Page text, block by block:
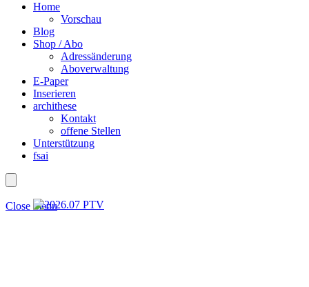
Home
Vorschau
Blog
Shop / Abo
Adressänderung
Aboverwaltung
E-Paper
Inserieren
archithese
Kontakt
offene Stellen
Unterstützung
fsai
Close menu